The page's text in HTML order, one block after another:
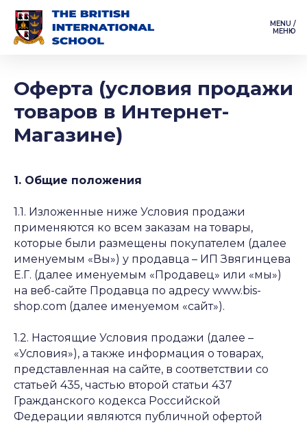
MENU /
МЕНЮ
Оферта (условия продажи
товаров в Интернет-
Магазине)
1. Общие положения
1.1. Изложенные ниже Условия продажи
применяются ко всем заказам на товары,
которые были размещены покупателем (далее
именуемым «Вы») у продавца – ИП Звягинцева
Е.Г. (далее именуемым «Продавец» или «мы»)
на веб-сайте Продавца по адресу www.bis-
shop.com (далее именуемом «сайт»).
1.2. Настоящие Условия продажи (далее –
«Условия»), а также информация о товарах,
представленная на сайте, в соответствии со
статьей 435, частью второй статьи 437
Гражданского кодекса Российской
Федерации являются публичной офертой